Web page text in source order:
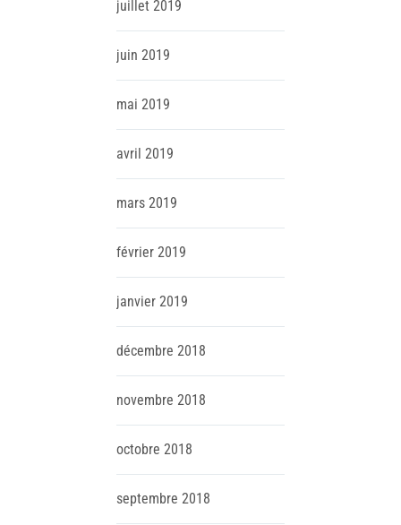
juillet 2019
juin 2019
mai 2019
avril 2019
mars 2019
février 2019
janvier 2019
décembre 2018
novembre 2018
octobre 2018
septembre 2018